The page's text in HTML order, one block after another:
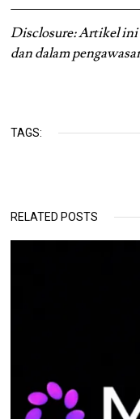
Disclosure: Artikel ini
dan dalam
TAGS:
RELATED POSTS